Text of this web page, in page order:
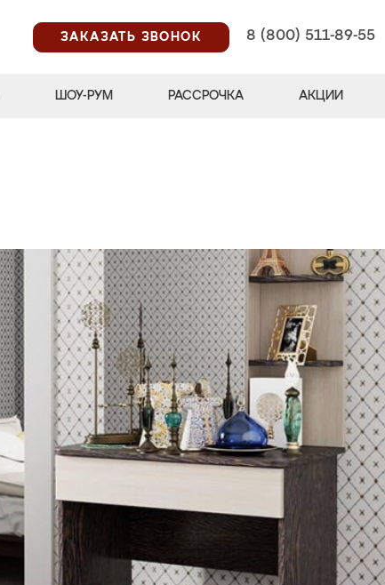
ЗАКАЗАТЬ ЗВОНОК
8 (800) 511-89-55
ШОУ-РУМ РАССРОЧКА АКЦИИ